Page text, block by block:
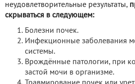
неудовлетворительные результаты,
скрываться в следующем:
Болезни почек.
Инфекционные заболевания
системы.
Врождённые патологии, при
застой мочи в организме.